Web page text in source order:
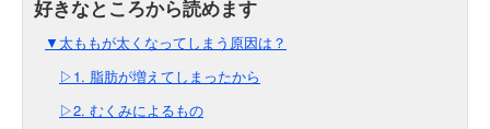
▼太ももが太くなってしまう原因は？
▷1. 脂肪が増えてしまったから
▷2. むくみによるもの